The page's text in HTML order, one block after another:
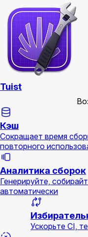
Tuist
Кэш
Сокращает время
повторного
Аналитика сборок
Генерируйте,
автоматически
Ускорьте CI,